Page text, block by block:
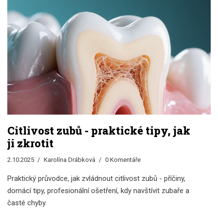
Citlivost zubů - praktické tipy, jak
ji zkrotit
2.10.2025 Karolína Drábková 0 Komentáře
Praktický průvodce, jak zvládnout citlivost zubů - příčiny,
domácí tipy, profesionální ošetření, kdy navštívit zubaře a
časté chyby.